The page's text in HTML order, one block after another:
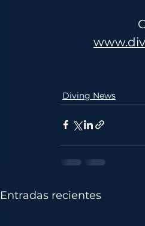
Diving News
Entradas recientes